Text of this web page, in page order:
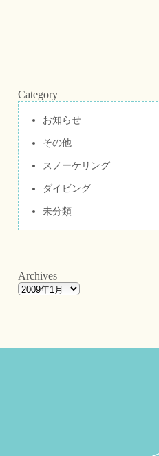
Category
お知らせ
その他
スノーケリング
ダイビング
未分類
Archives